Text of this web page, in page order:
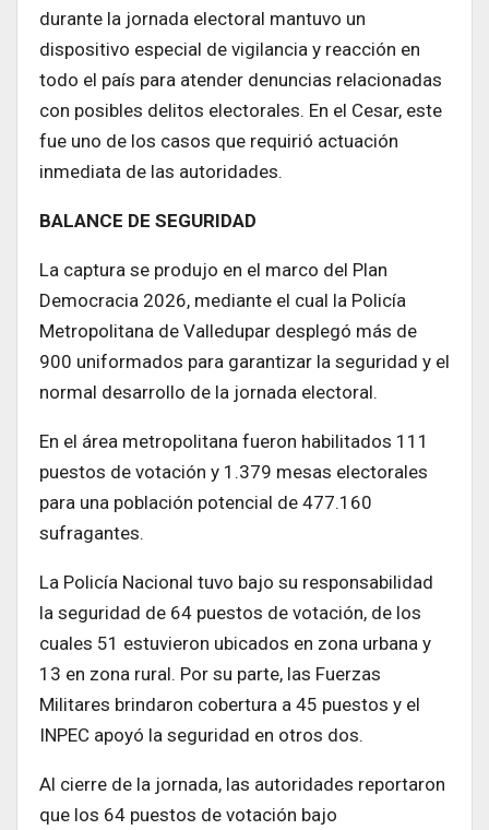
durante la jornada electoral mantuvo un
dispositivo especial de vigilancia y reacción en
todo el país para atender denuncias relacionadas
con posibles delitos electorales. En el Cesar, este
fue uno de los casos que requirió actuación
inmediata de las autoridades.
BALANCE DE SEGURIDAD
La captura se produjo en el marco del Plan
Democracia 2026, mediante el cual la Policía
Metropolitana de Valledupar desplegó más de
900 uniformados para garantizar la seguridad y el
normal desarrollo de la jornada electoral.
En el área metropolitana fueron habilitados 111
puestos de votación y 1.379 mesas electorales
para una población potencial de 477.160
sufragantes.
La Policía Nacional tuvo bajo su responsabilidad
la seguridad de 64 puestos de votación, de los
cuales 51 estuvieron ubicados en zona urbana y
13 en zona rural. Por su parte, las Fuerzas
Militares brindaron cobertura a 45 puestos y el
INPEC apoyó la seguridad en otros dos.
Al cierre de la jornada, las autoridades reportaron
que los 64 puestos de votación bajo